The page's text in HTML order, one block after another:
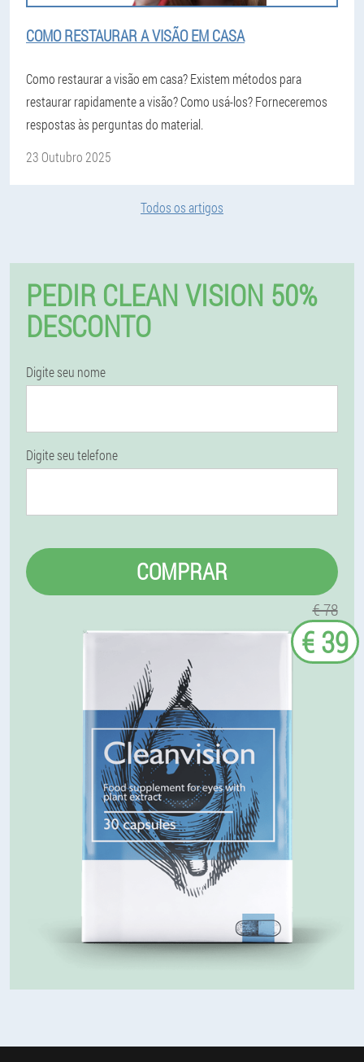
COMO RESTAURAR A VISÃO EM CASA
Como restaurar a visão em casa? Existem métodos para
restaurar rapidamente a visão? Como usá-los? Forneceremos
respostas às perguntas do material.
23 Outubro 2025
Todos os artigos
PEDIR CLEAN VISION 50%
DESCONTO
Digite seu nome
Digite seu telefone
COMPRAR
€ 78
€ 39